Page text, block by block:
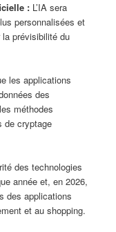
:L’IA sera
personnalisées et
prévisibilité du
les applications
des
méthodes
de cryptage
des technologies
année et, en 2026,
des applications
et au shopping.